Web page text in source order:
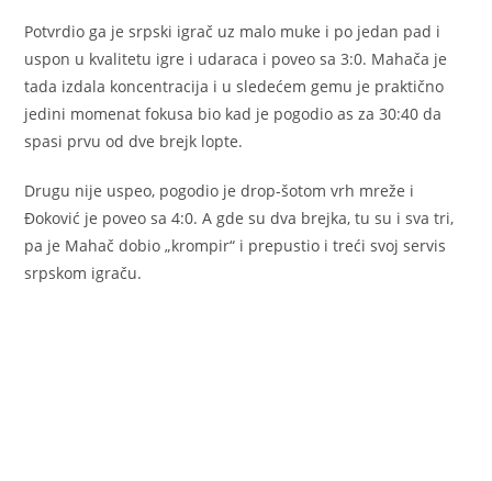
Potvrdio ga je srpski igrač uz malo muke i po jedan pad i
uspon u kvalitetu igre i udaraca i poveo sa 3:0. Mahača je
tada izdala koncentracija i u sledećem gemu je praktično
jedini momenat fokusa bio kad je pogodio as za 30:40 da
spasi prvu od dve brejk lopte.
Drugu nije uspeo, pogodio je drop-šotom vrh mreže i
Đoković je poveo sa 4:0. A gde su dva brejka, tu su i sva tri,
pa je Mahač dobio „krompir“ i prepustio i treći svoj servis
srpskom igraču.